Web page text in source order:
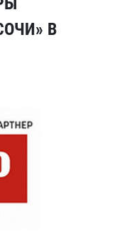
В